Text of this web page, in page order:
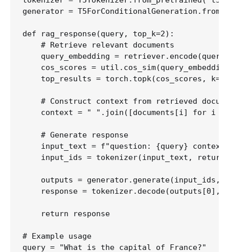
generator =
def rag_response(query, top_k=2):
    # Retrieve relevant documents
query_embedding =
cos_scores =
top_results = torch.topk(cos_scores,
# Construct context from retrieved
context = " ".join([documents[i] for i
    # Generate response
input_text = f"question: {query}
input_ids = tokenizer(input_text,
outputs = generator.generate(input_ids,
response = tokenizer.decode(outputs[0],
    return response
# Example usage
query = "What is the capital of France?"